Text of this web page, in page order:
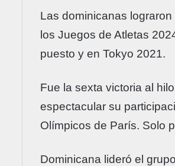
Las dominicanas
los Juegos de Atletas
puesto y en Tokyo 2021.
Fue la sexta victoria al
espectacular su
Olímpicos de París. Solo
Dominicana lideró el